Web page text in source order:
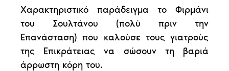
Χαρακτηριστικό παράδειγμα το Φιρμάνι
του Σουλτάνου (πολύ πριν την
Επανάσταση) που καλούσε τους γιατρούς
της Επικράτειας να σώσουν τη βαριά
άρρωστη κόρη του.